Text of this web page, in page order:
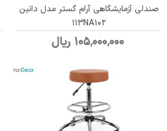
صندلی آزمایشگاهی آرام گستر مدل دانین
113NA102
105٬000٬000 ریال